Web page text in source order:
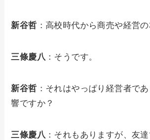
新谷哲 ：高校時代から商売や経営
三條慶八 ：そうです。
新谷哲 ：それはやっぱり経営者で
響ですか？
三條慶八 ：それもありますが、友